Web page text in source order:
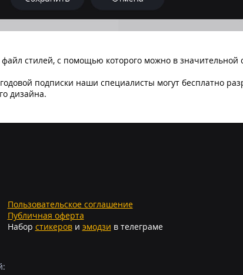
стилей, с помощью которого можно в
подписки наши специалисты могут бесплатно
дизайна.
Пользовательское соглашение
Публичная оферта
Набор стикерови эмодзи в телеграме